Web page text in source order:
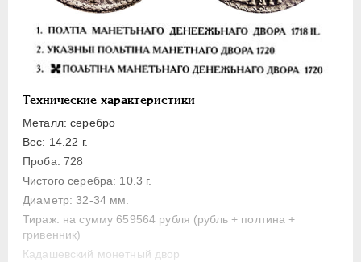
Технические характеристики
Металл: серебро
Вес: 14.22 г.
Проба: 728
Чистого серебра: 10.3 г.
Диаметр: 32-34 мм.
Тираж: на сумму 659564 рубля (рубль + полтина +
гривенник)
Кадашевский монетный двор
Пробные
Для Речи Посполитой
Монетовидные жетоны
ЕКАТЕРИНА I 1725-1727
ПЕТР II 1727-1729
АННА ИОАННОВНА
ИОАНН АНТОНОВИЧ
ЕЛИЗАВЕТА 1741-1762
ПЕТР III 1762-1762
ЕКАТЕРИНА II